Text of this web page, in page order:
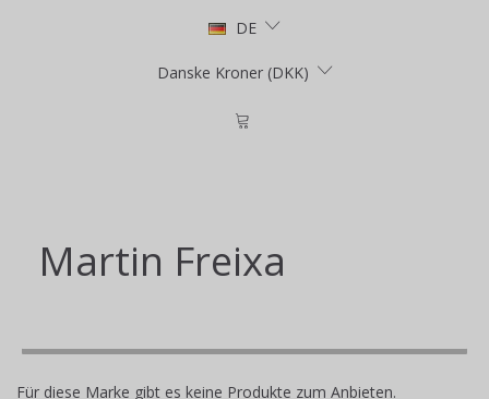
DE
Danske Kroner (DKK)
Martin Freixa
Für diese Marke gibt es keine Produkte zum Anbieten.